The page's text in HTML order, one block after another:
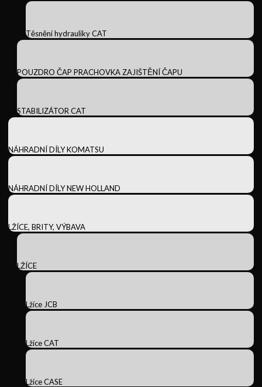
Těsnění hydrauliky CAT
POUZDRO ČAP PRACHOVKA ZAJIŠTĚNÍ ČAPU
STABILIZÁTOR CAT
NÁHRADNÍ DÍLY KOMATSU
NÁHRADNÍ DÍLY NEW HOLLAND
LŽÍCE, BRITY, VÝBAVA
LŽÍCE
Lžíce JCB
Lžíce CAT
Lžíce CASE